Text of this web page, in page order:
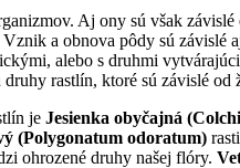
Aj ony sú však
a obnova pôdy sú
alebo s druhmi
rastlín, ktoré sú závislé
je Jesienka obyčajná
(Polygonatum odoratum)
ohrozené druhy našej flóry.